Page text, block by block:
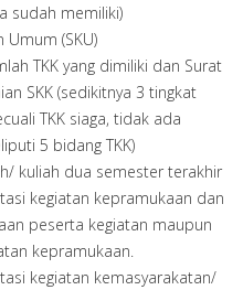
sudah memiliki)
(SKU)
TKK yang dimiliki dan Surat
SKK (sedikitnya 3 tingkat
TKK siaga, tidak ada
5 bidang TKK)
kuliah dua semester terakhir
kegiatan kepramukaan dan
peserta kegiatan maupun
kepramukaan.
kegiatan kemasyarakatan/